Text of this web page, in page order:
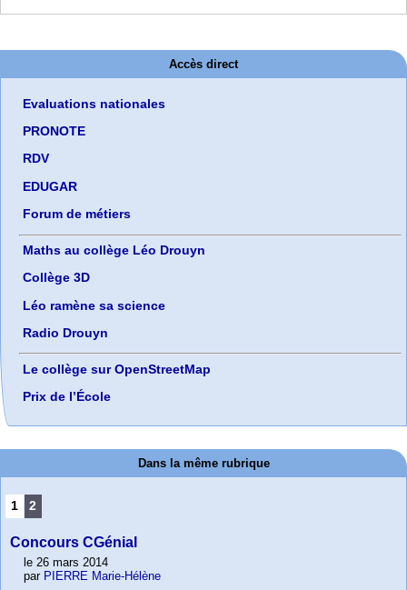
Accès direct
Evaluations nationales
PRONOTE
RDV
EDUGAR
Forum de métiers
Maths au collège Léo Drouyn
Collège 3D
Léo ramène sa science
Radio Drouyn
Le collège sur OpenStreetMap
Prix de l’École
Dans la même rubrique
1 2
Concours CGénial
le 26 mars 2014
par PIERRE Marie-Hélène